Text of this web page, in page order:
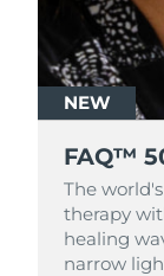
NEW
FAQ™
The
therapy
healing
narrow